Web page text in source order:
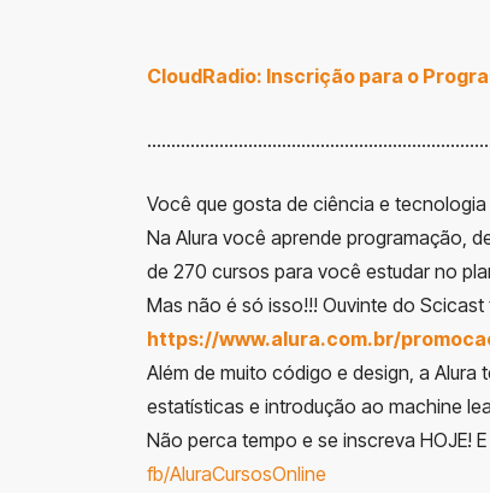
CloudRadio: Inscrição para o
Você que gosta de ciência e tecnologia
Na Alura você aprende programação,
de 270 cursos para você estudar no
Mas não é só isso!!! Ouvinte do
https://www.alura.com.br/
Além de muito código e design, a
estatísticas e introdução ao machine
Não perca tempo e se inscreva HOJE!
fb/AluraCursosOnline